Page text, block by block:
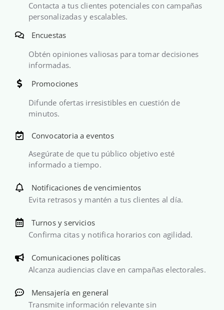
Contacta a tus clientes potenciales con campañas
personalizadas y escalables.
Encuestas
Obtén opiniones valiosas para tomar decisiones
informadas.
Promociones
Difunde ofertas irresistibles en cuestión de
minutos.
Convocatoria a eventos
Asegúrate de que tu público objetivo esté
informado a tiempo.
Notificaciones de vencimientos
Evita retrasos y mantén a tus clientes al día.
Turnos y servicios
Confirma citas y notifica horarios con agilidad.
Comunicaciones políticas
Alcanza audiencias clave en campañas electorales.
Mensajería en general
Transmite información relevante sin